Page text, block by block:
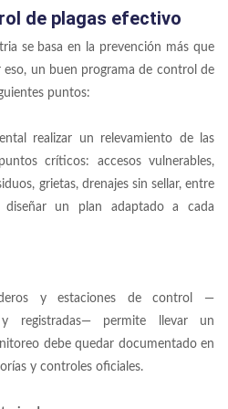
de plagas efectivo
se basa en la prevención más que
eso, un buen programa de control de
puntos:
realizar un relevamiento de las
críticos: accesos vulnerables,
grietas, drenajes sin sellar, entre
diseñar un plan adaptado a cada
y estaciones de control —
y registradas— permite llevar un
debe quedar documentado en
y controles oficiales.